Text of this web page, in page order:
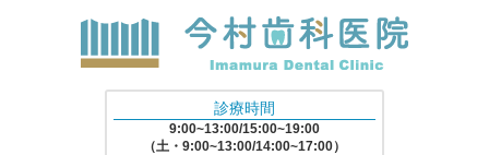
診療時間
9:00~13:00/15:00~19:00
（土・9:00~13:00/14:00~17:00）